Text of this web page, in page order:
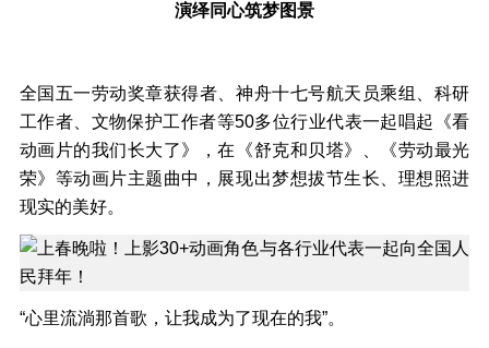
演绎同心筑梦图景
全国五一劳动奖章获得者、神舟十七号航天员乘组、科研
工作者、文物保护工作者等50多位行业代表一起唱起《看
动画片的我们长大了》，在《舒克和贝塔》、《劳动最光
荣》等动画片主题曲中，展现出梦想拔节生长、理想照进
现实的美好。
“心里流淌那首歌，让我成为了现在的我”。